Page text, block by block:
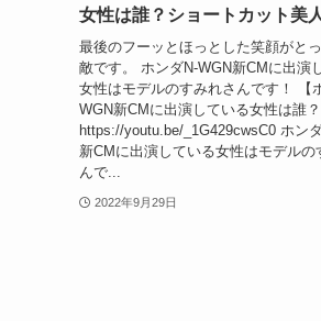
女性は誰？ショートカット美
最後のフーッとほっとした笑顔がと
敵です。 ホンダN-WGN新CMに出演
女性はモデルのすみれさんです！ 【
WGN新CMに出演している女性は誰？
https://youtu.be/_1G429cwsC0 ホン
新CMに出演している女性はモデルの
んで...
2022年9月29日